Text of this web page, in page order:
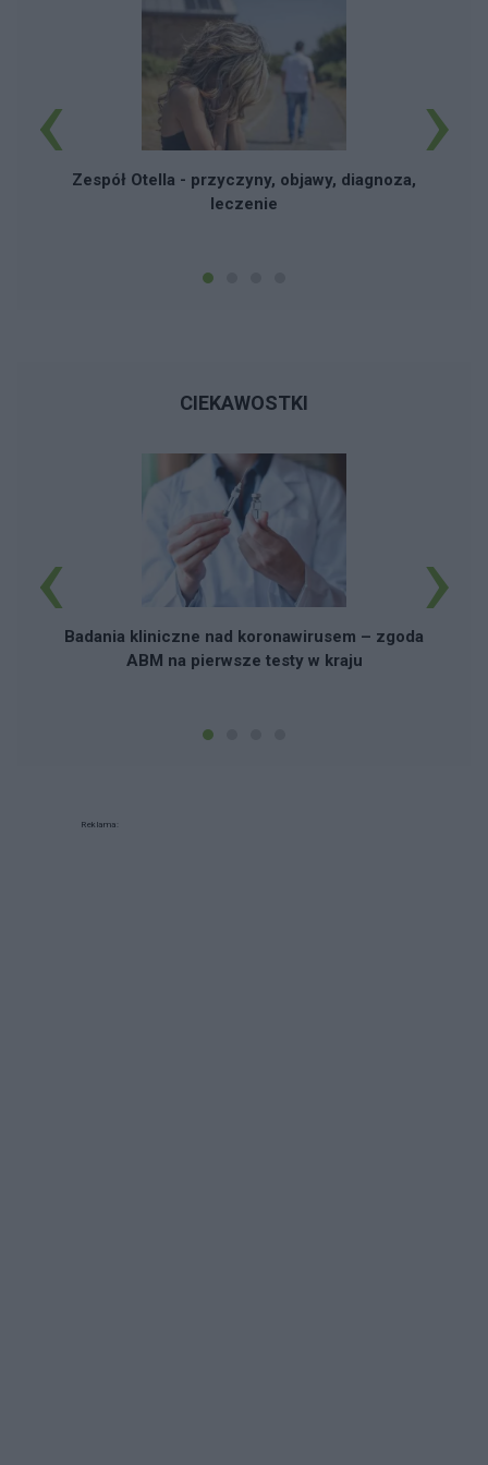
Zespół Otella - przyczyny, objawy, diagnoza,
leczenie
‹ ›
CIEKAWOSTKI
Badania kliniczne nad koronawirusem – zgoda
ABM na pierwsze testy w kraju
‹ ›
Reklama: